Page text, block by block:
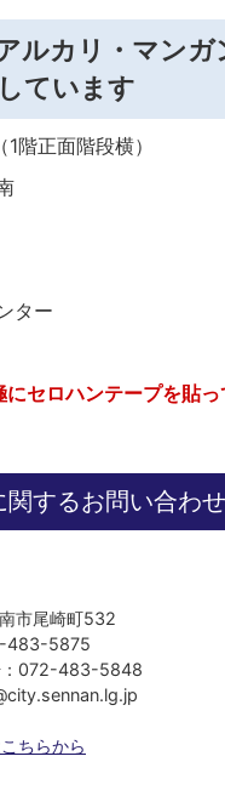
ルカリ・マン
ています
（1階正面階段横
あ泉南 4.
課 6.
館 8.樽
流センター
育館 12.埋
セロハンテープを貼っ
関するお問い合わ
市尾崎町532
483-5875
：072-483-5848
ちらから